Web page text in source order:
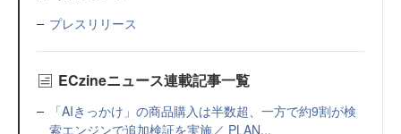
プレスリリース
ECzineニュース連載記事一覧
「AIきっかけ」の商品購入は半数超、一方で約9割が検
索エンジンで追加検証を実施／ PLAN...